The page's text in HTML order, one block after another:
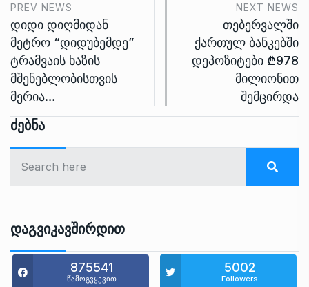
PREV NEWS
დიდი დიღმიდან
მეტრო “დიდუბემდე”
ტრამვაის ხაზის
მშენებლობისთვის
მერია…
NEXT NEWS
თებერვალში
ქართულ ბანკებში
დეპოზიტები ₾978
მილიონით
შემცირდა
Ძებნა
Დაგვიკავშირდით
875541
წამოგვყევით
5002
Followers